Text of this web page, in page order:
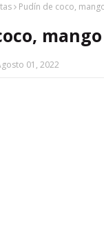
Pudín de coco,
01, 2022